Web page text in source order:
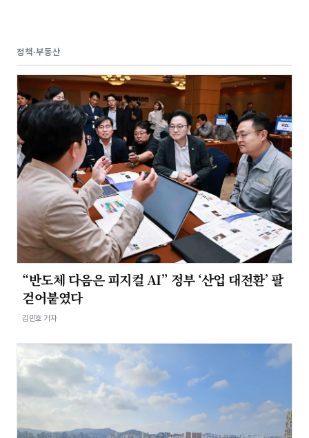
정책·부동산
“반도체 다음은 피지컬 AI” 정부 ‘산업 대전환’ 팔
걷어붙였다
김민호 기자